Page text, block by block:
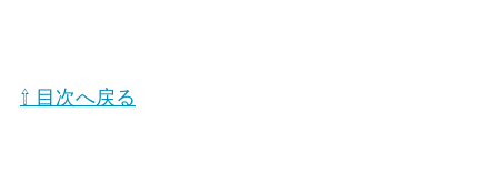
⇧ 目次へ戻る